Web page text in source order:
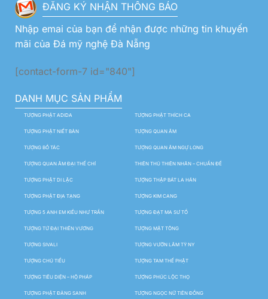
ĐĂNG KÝ NHẬN THÔNG BÁO
Nhập emai của bạn để nhận được những tin khuyến
mãi của Đá mỹ nghệ Đà Nẵng
[contact-form-7 id="840"]
DANH MỤC SẢN PHẨM
TƯỢNG PHẬT ADIDA TƯỢNG PHẬT THÍCH CA
TƯỢNG PHẬT NIẾT BÀN TƯỢNG QUAN ÂM
TƯỢNG BỒ TÁC TƯỢNG QUAN ÂM NGỰ LONG
TƯỢNG QUAN ÂM ĐẠI THẾ CHÍ THIÊN THỦ THIÊN NHÃN – CHUẨN ĐỀ
TƯỢNG PHẬT DI LẶC TƯỢNG THẬP BÁT LA HÁN
TƯỢNG PHẬT ĐỊA TẠNG TƯỢNG KIM CANG
TƯỢNG 5 ANH EM KIỀU NHƯ TRẦN TƯỢNG ĐẠT MA SƯ TỔ
TƯỢNG TỨ ĐẠI THIÊN VƯƠNG TƯỢNG MẬT TÔNG
TƯỢNG SIVALI TƯỢNG VƯỜN LÂM TỲ NY
TƯỢNG CHÚ TIỂU TƯỢNG TAM THẾ PHẬT
TƯỢNG TIÊU DIỆN – HỘ PHÁP TƯỢNG PHÚC LỘC THỌ
TƯỢNG PHẬT ĐẢNG SANH TƯỢNG NGỌC NỮ TIÊN ĐỒNG